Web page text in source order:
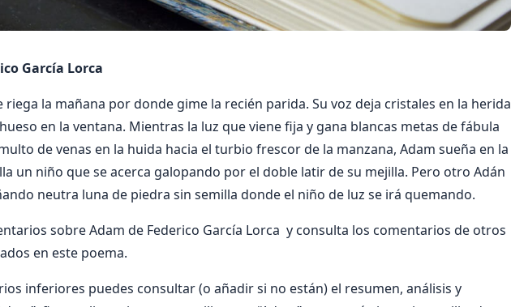
García Lorca
riega la mañana por donde gime la recién parida. Su voz deja cristales en la herida
en la ventana. Mientras la luz que viene fija y gana blancas metas de fábula
de venas en la huida hacia el turbio frescor de la manzana, Adam sueña en la
un niño que se acerca galopando por el doble latir de su mejilla. Pero otro Adán
neutra luna de piedra sin semilla donde el niño de luz se irá quemando.
sobre Adam de Federico García Lorca y consulta los comentarios de otros
en este poema.
inferiores puedes consultar (o añadir si no están) el resumen, análisis y